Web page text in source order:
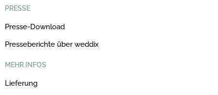
PRESSE
Presse-Download
Presseberichte über weddix
MEHR INFOS
Lieferung